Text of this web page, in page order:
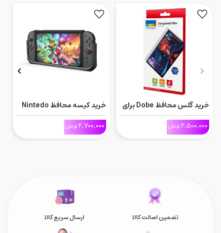
خرید گلس محافظ Dobe برای
Nintendo Switch 2
2,500,000تومان
خرید کیسه محافظ Nintedo
Switch 2 مدل JSAUX
Battler Armor
2,700,000تومان
تضمین اصالت کالا ارسال سریع کالا